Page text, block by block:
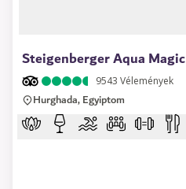
Steigenberger Aqua Magic
9543 Vélemények
Hurghada, Egyiptom